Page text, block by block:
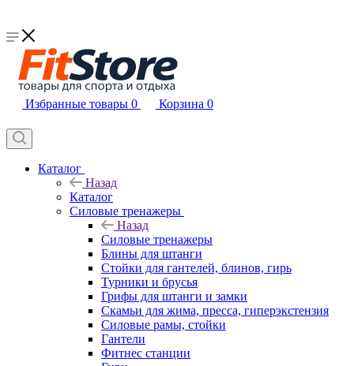
Избранные товары 0 Корзина 0
Каталог
Назад
Каталог
Силовые тренажеры
Назад
Силовые тренажеры
Блины для штанги
Стойки для гантелей, блинов, гирь
Турники и брусья
Грифы для штанги и замки
Скамьи для жима, пресса, гиперэкстензия
Силовые рамы, стойки
Гантели
Фитнес станции